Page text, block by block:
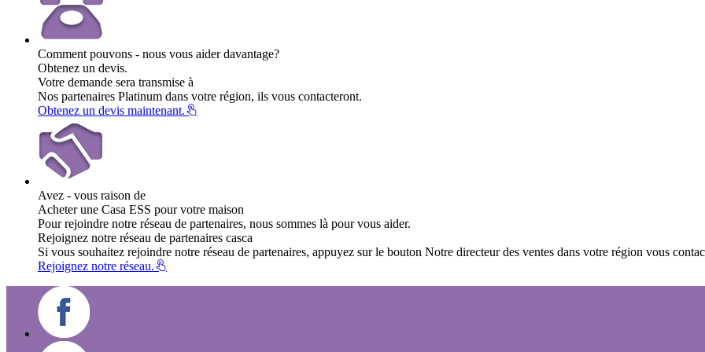
Comment pouvons - nous vous aider davantage?
Obtenez un devis.
Votre demande sera transmise à
Nos partenaires Platinum dans votre région, ils vous contacteront.
Obtenez un devis maintenant.
Avez - vous raison de
Acheter une Casa ESS pour votre maison
Pour rejoindre notre réseau de partenaires, nous sommes là pour vous aider.
Rejoignez notre réseau de partenaires casca
Si vous souhaitez rejoindre notre réseau de partenaires, appuyez sur le bouton Notre directeur des ventes dans votre région vous
Rejoignez notre réseau.